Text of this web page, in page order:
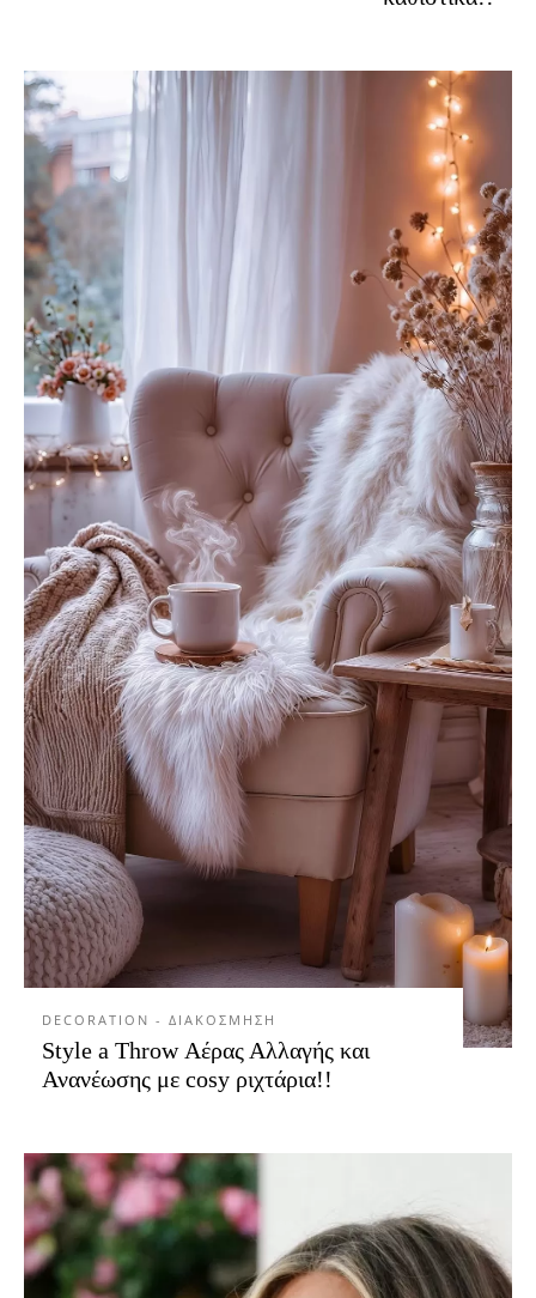
DECORATION - ΔΙΑΚΟΣΜΗΣΗ
Style a Throw Αέρας Αλλαγής και
Ανανέωσης με cosy ριχτάρια!!